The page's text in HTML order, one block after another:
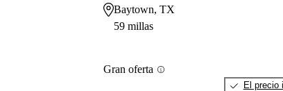
Baytown, TX
59 millas
Gran oferta
El precio